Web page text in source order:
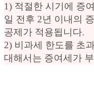
1) 적절한 시기에 증
일 전후 2년 이내의
공제가 적용됩니다.
2) 비과세 한도를 초
대해서는 증여세가